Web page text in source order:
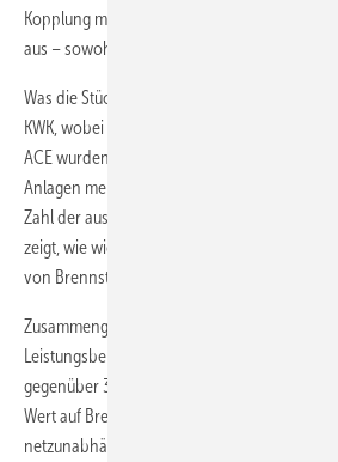
Kopplung machen einen großen Teil der
aus – sowohl in Stückzahlen als auch in MW.
Was die Stückzahlen betrifft, so dominiert
KWK, wobei Japan mit seinem Ene-Farm-
ACE wurden im Jahr 2022 42.877 Anlagen
Anlagen mehr als im Vorjahr. Außerhalb
Zahl der ausgelieferten Mikro-KWK-Anlagen
zeigt, wie wichtig die Politik der einzelnen
von Brennstoffzellen ist.
Zusammengenommen trugen Primärenergie
Leistungsbereich 364 MW zu den
gegenüber 335 MW im Jahr 2021. Obwohl
Wert auf Brennstoffzellen zur
netzunabhängigen Stromversorgung legen,